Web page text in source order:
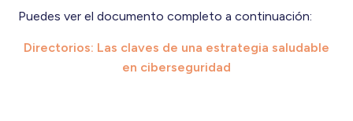
Puedes ver el documento completo a continuación:
Directorios: Las claves de una estrategia saludable
en ciberseguridad